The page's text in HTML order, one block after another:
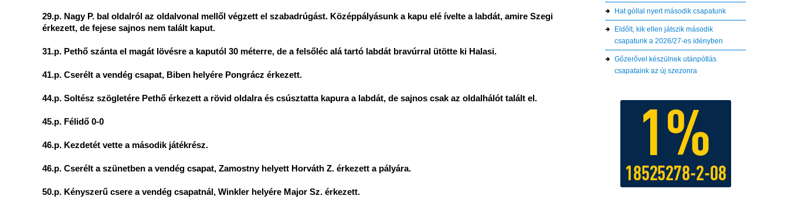
29.p. Nagy P. bal oldalról az oldalvonal mellől végzett el szabadrúgást. Középpályásunk a kapu elé ívelte a labdát, amire Szegi
érkezett, de fejese sajnos nem talált kaput.
31.p. Pethő szánta el magát lövésre a kaputól 30 méterre, de a felsőléc alá tartó labdát bravúrral ütötte ki Halasi.
41.p. Cserélt a vendég csapat, Biben helyére Pongrácz érkezett.
44.p. Soltész szögletére Pethő érkezett a rövid oldalra és csúsztatta kapura a labdát, de sajnos csak az oldalhálót talált el.
45.p. Félidő 0-0
46.p. Kezdetét vette a második játékrész.
46.p. Cserélt a szünetben a vendég csapat, Zamostny helyett Horváth Z. érkezett a pályára.
50.p. Kényszerű csere a vendég csapatnál, Winkler helyére Major Sz. érkezett.
Hat góllal nyert második csapatunk
Eldőlt, kik ellen játszik második
csapatunk a 2026/27-es idényben
Gőzerővel készülnek utánpótlás
csapataink az új szezonra